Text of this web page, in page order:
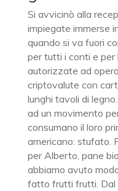
Si avvicinò alla
impiegate immerse
quando si va fuori
per tutti i conti e
autorizzate ad
criptovalute con
lunghi tavoli di
ad un movimento
consumano il loro
americano: stufato.
per Alberto, pane
abbiamo avuto
fatto frutti frutti. Dal